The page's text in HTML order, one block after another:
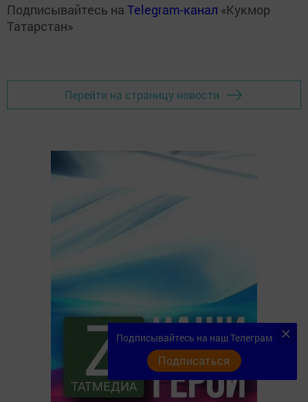
Подписывайтесь на Telegram-канал «Кукмор
Татарстан»
Перейти на страницу новости
Подписывайтесь на наш Телеграм
Подписаться